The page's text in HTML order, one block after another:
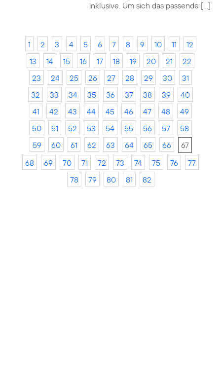
inklusive. Um sich das passende […]
1 2 3 4 5 6 7 8 9 10 11
12
13
14 15 16 17 18 19 20 21
22
23
24 25 26 27 28 29 30
31
32
33 34 35 36 37 38 39
40
41
42 43 44 45 46 47 48
49
50
51 52 53 54 55 56 57
58
59
60 61 62 63 64 65 66
67
68
69 70 71 72 73 74 75 76
77
78
79 80 81 82